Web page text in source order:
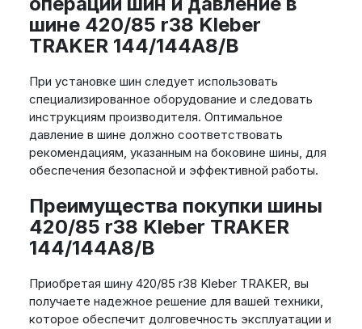
шине 420/85 r38 Kleber
TRAKER 144/144A8/B
При установке шин следует использовать
специализированное оборудование и следовать
инструкциям производителя. Оптимальное
давление в шине должно соответствовать
рекомендациям, указанным на боковине шины, для
обеспечения безопасной и эффективной работы.
Преимущества покупки шины
420/85 r38 Kleber TRAKER
144/144A8/B
Приобретая шину 420/85 r38 Kleber TRAKER, вы
получаете надежное решение для вашей техники,
которое обеспечит долговечность эксплуатации и